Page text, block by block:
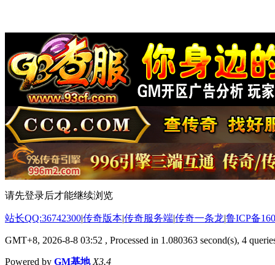
请先登录后才能继续浏览
站长QQ:36742300|传奇版本|传奇服务端|传奇一条龙|鲁ICP备
GMT+8, 2026-8-8 03:52 , Processed in 1.080363 second(s), 4
Powered by GM基地 X3.4